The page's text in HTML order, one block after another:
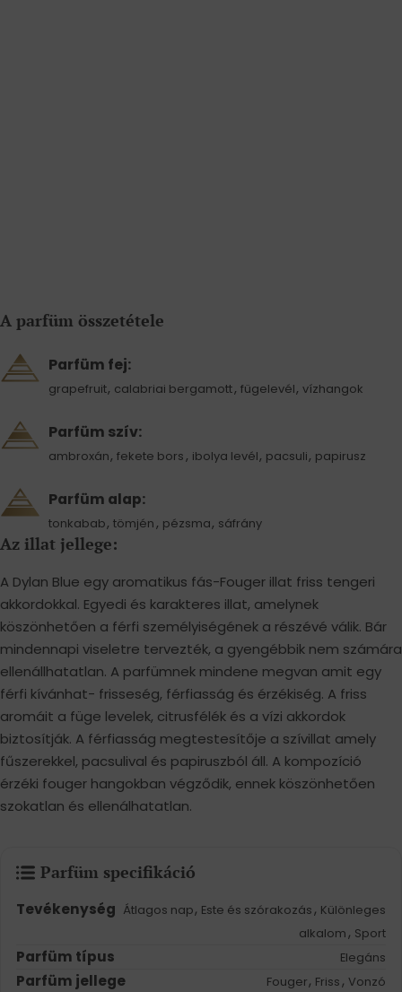
A parfüm összetétele
Parfüm fej:
grapefruit, calabriai bergamott, fügelevél, vízhangok
Parfüm szív:
ambroxán, fekete bors , ibolya levél, pacsuli, papirusz
Parfüm alap:
tonkabab, tömjén , pézsma, sáfrány
Az illat jellege:
A Dylan Blue egy aromatikus fás-Fouger illat friss tengeri
akkordokkal. Egyedi és karakteres illat, amelynek
köszönhetően a férfi személyiségének a részévé válik. Bár
mindennapi viseletre tervezték, a gyengébbik nem számára
ellenállhatatlan. A parfümnek mindene megvan amit egy
férfi kívánhat- frisseség, férfiasság és érzékiség. A friss
aromáit a füge levelek, citrusfélék és a vízi akkordok
biztosítják. A férfiasság megtestesítője a szívillat amely
fűszerekkel, pacsulival és papiruszból áll. A kompozíció
érzéki fouger hangokban végződik, ennek köszönhetően
szokatlan és ellenálhatatlan.
Parfüm specifikáció
Tevékenység Átlagos nap, Este és szórakozás , Különleges
alkalom , Sport
Parfüm típus Elegáns
Parfüm jellege Fouger, Friss , Vonzó